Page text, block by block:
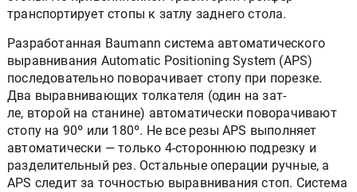
транспортирует стопы к затлу заднего стола.
Разработанная Baumann система автоматического
выравнивания Automatic Positioning System (APS)
последовательно поворачивает стопу при порезке.
Два выравнивающих толкателя (один на зат-
ле, второй на станине) автоматически поворачивают
стопу на 90º или 180º. Не все резы APS выполняет
автоматически — только 4-стороннюю подрезку и
разделительный рез. Остальные операции ручные, а
APS следит за точностью выравнивания стоп. Система